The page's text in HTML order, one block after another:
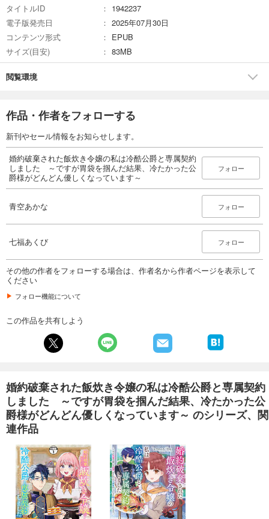
タイトルID
1942237
電子版発売日
2025年07月30日
コンテンツ形式
EPUB
サイズ(目安)
83MB
閲覧環境
作品・作者をフォローする
新刊やセール情報をお知らせします。
婚約破棄された飯炊き令嬢の私は冷酷公爵と専属契約
しました ～ですが胃袋を掴んだ結果、冷たかった公
爵様がどんどん優しくなっています～
フォロー
青空あかな フォロー
七福あくび フォロー
その他の作者をフォローする場合は、作者名から作者ページを表示して
ください
フォロー機能について
この作品を共有しよう
婚約破棄された飯炊き令嬢の私は冷酷公爵と専属契約
しました ～ですが胃袋を掴んだ結果、冷たかった公
爵様がどんどん優しくなっています～ のシリーズ、関
連作品